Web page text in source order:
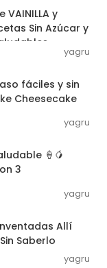
y
Sin Azúcar y
yagru
fáciles y sin
Cheesecake
yagru
🍦🥭
3
yagru
Allí
Saberlo
yagru